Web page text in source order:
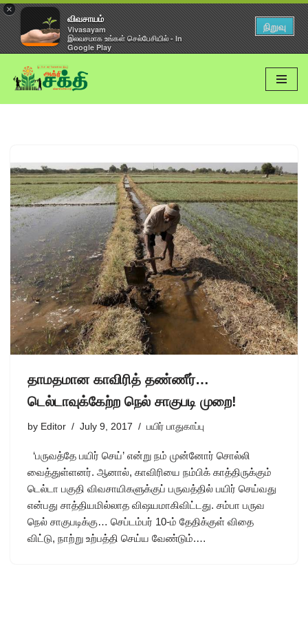
×
விவசாயம்
Vivasayam
இலவசமாக உங்கள் செல்பேசியில் - In
Google Play
நிறுவு
Skip
to
தாமதமான காவிரித் தண்ணீர்…
டெல்டாவுக்கேற்ற நெல் சாகுபடி முறை!
by Editor July 9, 2017 பயிர் பாதுகாப்பு
‘பருவத்தே பயிர் செய்’ என்று நம் முன்னோர் சொல்லி
வைத்துள்ளனர். ஆனால், காவிரியை நம்பிக் காத்திருக்கும்
டெல்டா பகுதி விவசாயிகளுக்குப் பருவத்தில் பயிர் செய்வது
என்பது சாத்தியமில்லாத விஷயமாகிவிட்டது. சம்பா பருவ
நெல் சாகுபடிக்கு… செப்டம்பர் 10-ம் தேதிக்குள் விதை
விட்டு, நாற்று உற்பத்தி செய்ய வேண்டும்.…